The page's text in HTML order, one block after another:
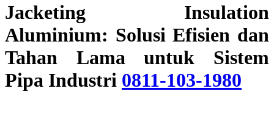
Jacketing Insulation
Aluminium: Solusi Efisien dan
Tahan Lama untuk Sistem
Pipa Industri 0811-103-1980